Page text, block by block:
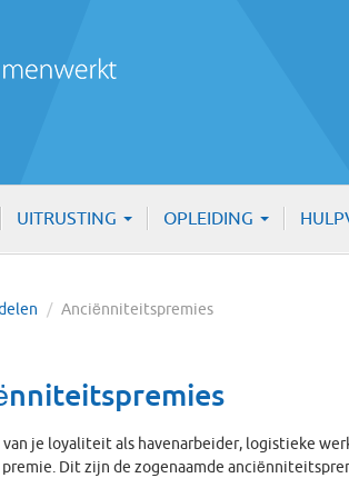
UITRUSTING OPLEIDING
/ Anciënniteitspremies
je loyaliteit als havenarbeider, logistieke
Dit zijn de zogenaamde